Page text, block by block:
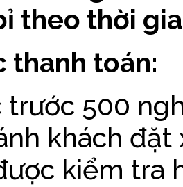
theo thời
thanh toán:
500
khách đặt
kiểm tra